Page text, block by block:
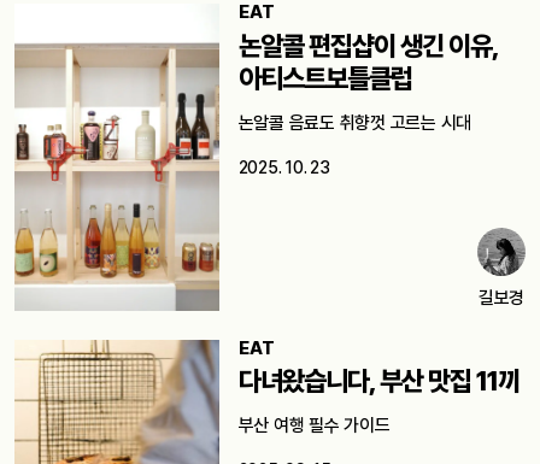
EAT
논알콜 편집샵이 생긴 이유,
아티스트보틀클럽
논알콜 음료도 취향껏 고르는 시대
2025. 10. 23
길보경
EAT
다녀왔습니다, 부산 맛집 11끼
부산 여행 필수 가이드